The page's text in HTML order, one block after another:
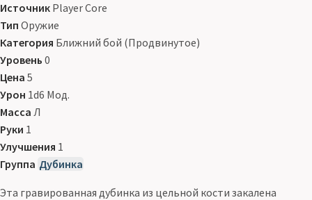
Источник Player Core
Тип Оружие
Категория Ближний бой (Продвинутое)
Уровень 0
Цена 5
Урон 1d6 Мод.
Масса Л
Руки 1
Улучшения 1
Группа Дубинка
Эта гравированная дубинка из цельной кости закалена